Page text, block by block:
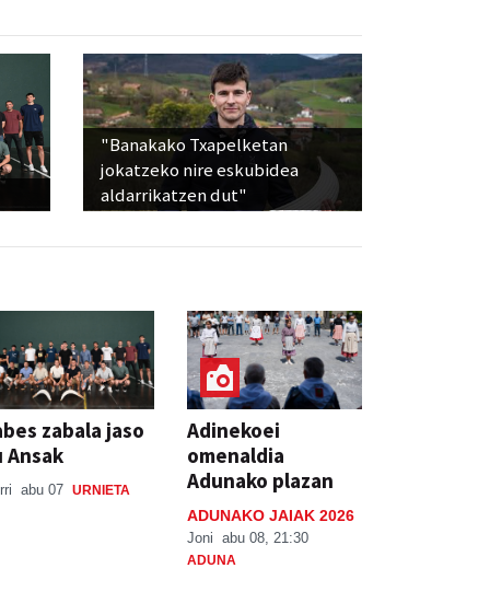
"Banakako Txapelketan
jokatzeko nire eskubidea
aldarrikatzen dut"
zabala jaso
Ansak
abu 07 URNIETA
Adinekoei
omenaldia
Adunako plazan
ADUNAKO JAIAK 2026
Joni abu 08, 21:30
ADUNA